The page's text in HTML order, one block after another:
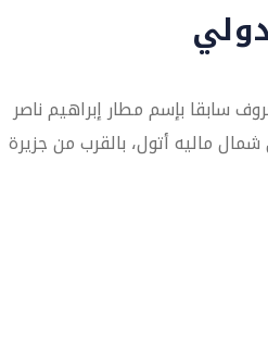
سابقا بإسم مطار إبراهيم ناصر
ماليه أتول، بالقرب من جزيرة